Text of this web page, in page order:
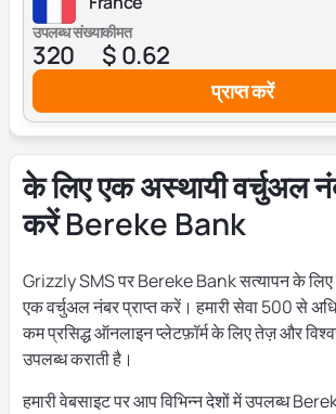
उपलब्ध संख्या
320
कीमत
$ 0.62
प्राप्त करें
के लिए एक अस्थायी वर्चुअल
करें Bereke Bank
Grizzly SMS पर Bereke Bank सत्यापन के लिए
एक वर्चुअल नंबर प्राप्त करें। हमारी सेवा 500 से
कम प्रसिद्ध ऑनलाइन प्लेटफ़ॉर्म के लिए तेज़ और
उपलब्ध कराती है।
हमारी वेबसाइट पर आप विभिन्न देशों में उपलब्ध